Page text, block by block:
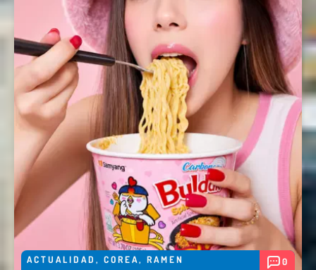
ACTUALIDAD , COREA, RAMEN 0